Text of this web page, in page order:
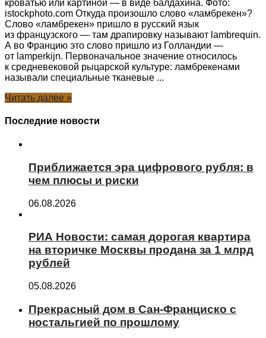
кроватью или картиной — в виде балдахина. Фото:
istockphoto.com Откуда произошло слово «ламбрекен»?
Слово «ламбрекен» пришло в русский язык
из французского — там драпировку называют lambrequin.
А во Францию это слово пришло из Голландии —
от lamperkijn. Первоначальное значение относилось
к средневековой рыцарской культуре: ламбрекенами
называли специальные тканевые ...
Читать далее »
Последние новости
Приближается эра цифрового рубля: в
чем плюсы и риски
06.08.2026
РИА Новости: самая дорогая квартира
на вторичке Москвы продана за 1 млрд
рублей
05.08.2026
Прекрасный дом в Сан-Франциско с
ностальгией по прошлому